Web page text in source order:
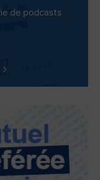
de podcasts